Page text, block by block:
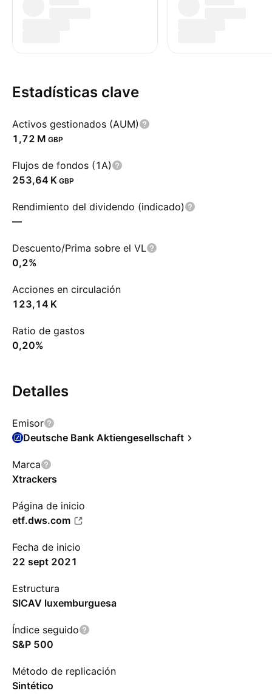
Estadísticas clave
Activos gestionados (AUM)
‪1,72 M‬ GBP
Flujos de fondos (1A)
‪253,64 K‬ GBP
Rendimiento del dividendo (indicado)
—
Descuento/Prima sobre el VL
0,2%
Acciones en circulación
‪123,14 K‬
Ratio de gastos
0,20%
Detalles
Emisor
Deutsche Bank Aktiengesellschaft
Marca
Xtrackers
Página de inicio
etf.dws.com
Fecha de inicio
22 sept 2021
Estructura
SICAV luxemburguesa
Índice seguido
S&P 500
Método de replicación
Sintético